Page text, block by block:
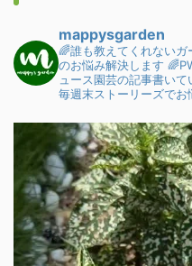
mappysgarden
🌈誰も教えてくれない
のお悩み解決します
ュース園芸の記事書いて
毎週末ストーリーズでお